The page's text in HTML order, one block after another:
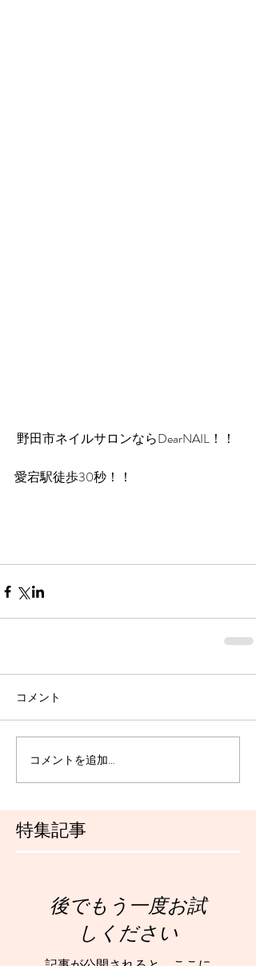
特集記事
野田市ネイルサロンならDearNAIL！！
愛宕駅徒歩30秒！！
コメント
コメントを追加…
後でもう一度お試
しください